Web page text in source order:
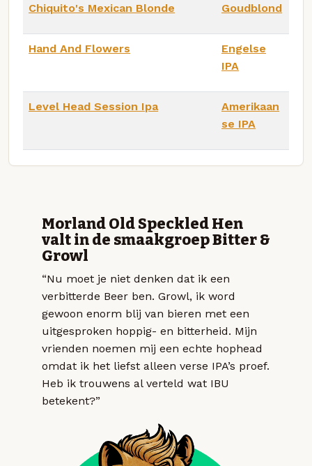
Chiquito's Mexican Blonde Goudblond
Hand And Flowers
Engelse
IPA
Level Head Session Ipa
Amerikaan
se IPA
Morland Old Speckled Hen
valt in de smaakgroep Bitter &
Growl
“Nu moet je niet denken dat ik een
verbitterde Beer ben. Growl, ik word
gewoon enorm blij van bieren met een
uitgesproken hoppig- en bitterheid. Mijn
vrienden noemen mij een echte hophead
omdat ik het liefst alleen verse IPA’s proef.
Heb ik trouwens al verteld wat IBU
betekent?”